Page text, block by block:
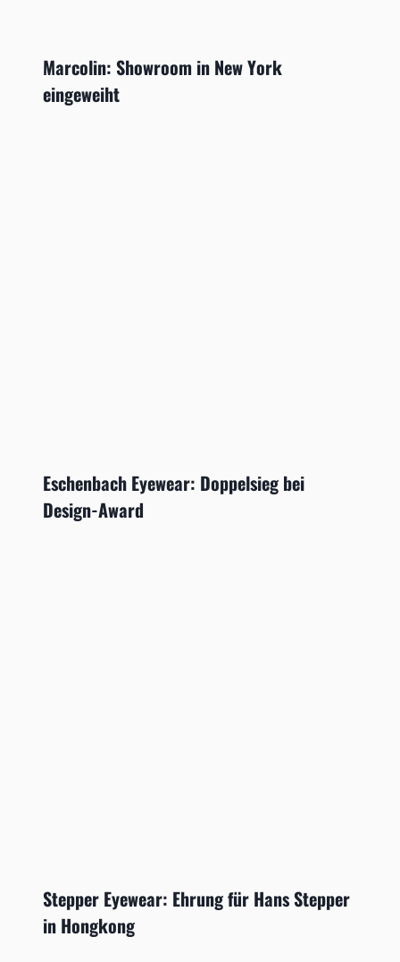
Marcolin: Showroom in New York
eingeweiht
Eschenbach Eyewear: Doppelsieg bei
Design-Award
Stepper Eyewear: Ehrung für Hans Stepper
in Hongkong